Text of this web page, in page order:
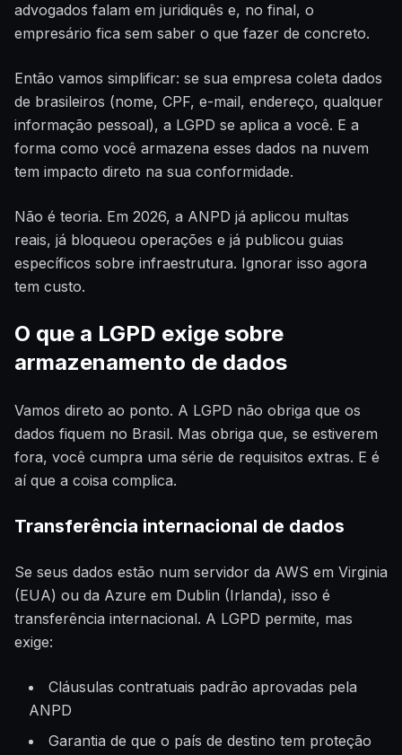
advogados falam em juridiquês e, no final, o
empresário fica sem saber o que fazer de concreto.
Então vamos simplificar: se sua empresa coleta dados
de brasileiros (nome, CPF, e-mail, endereço, qualquer
informação pessoal), a LGPD se aplica a você. E a
forma como você armazena esses dados na nuvem
tem impacto direto na sua conformidade.
Não é teoria. Em 2026, a ANPD já aplicou multas
reais, já bloqueou operações e já publicou guias
específicos sobre infraestrutura. Ignorar isso agora
tem custo.
O que a LGPD exige sobre
armazenamento de dados
Vamos direto ao ponto. A LGPD não obriga que os
dados fiquem no Brasil. Mas obriga que, se estiverem
fora, você cumpra uma série de requisitos extras. E é
aí que a coisa complica.
Transferência internacional de dados
Se seus dados estão num servidor da AWS em Virginia
(EUA) ou da Azure em Dublin (Irlanda), isso é
transferência internacional. A LGPD permite, mas
exige:
Cláusulas contratuais padrão aprovadas pela
ANPD
Garantia de que o país de destino tem proteção